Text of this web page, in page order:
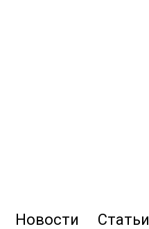
Новости Статьи